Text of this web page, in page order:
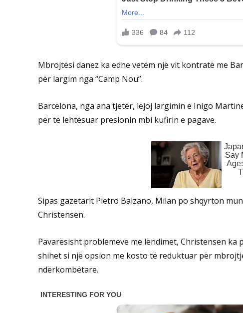
Mbrojtësi danez ka edhe vetëm një vit kontratë me
për largim nga “Camp Nou”.
Barcelona, nga ana tjetër, lejoj largimin e Inigo
për të lehtësuar presionin mbi kufirin e pagave.
Sipas gazetarit Pietro Balzano, Milan po shqyrton
Christensen.
Pavarësisht problemeve me lëndimet, Christensen
shihet si një opsion me kosto të reduktuar për
ndërkombëtare.